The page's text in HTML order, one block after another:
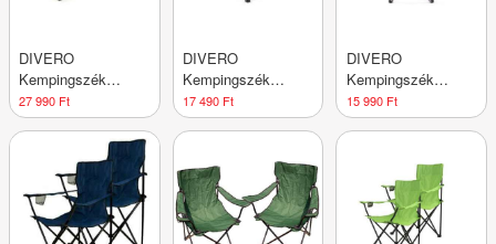
DIVERO
Kempingszék
Deluxe 2 db zöld
27 990 Ft
DIVERO
Kempingszék
összecsukható XL
zöld
17 490 Ft
DIVERO
Kempingszék
párnával zöld
15 990 Ft